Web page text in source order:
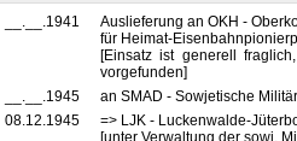
__.__.1941
Auslieferung an OKH -
für Heimat-
[Einsatz ist generell
vorgefunden]
__.__.1945
an SMAD - Sowjetische
08.12.1945
=> LJK - Luckenwalde-
[unter Verwaltung der sowj.